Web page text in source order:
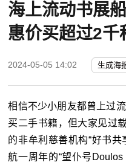
海上流动书展
惠价买超过2千
2024-05-05 14:02 生成海
相信不少小朋友都曾上过
买二手书籍，但大家见过
的非牟利慈善机构“好书共
航一周年的“望仆号